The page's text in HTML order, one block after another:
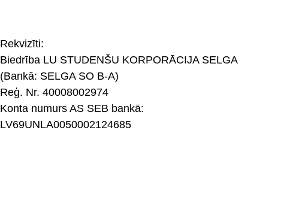
Rekvizīti:
Biedrība LU STUDENŠU KORPORĀCIJA SELGA
(Bankā: SELGA SO B-A)
Reģ. Nr. 40008002974
Konta numurs AS SEB bankā:
LV69UNLA0050002124685